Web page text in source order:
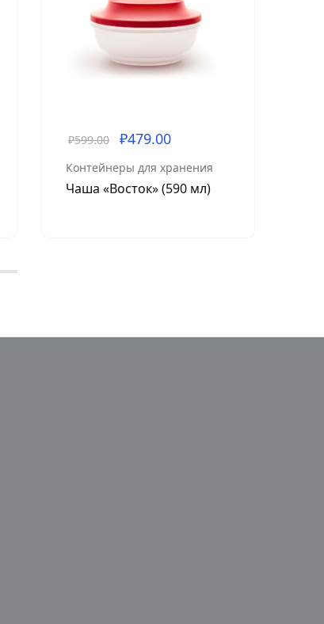
₽599.00 ₽479.00
Контейнеры для хранения
Чаша «Восток» (590 мл)